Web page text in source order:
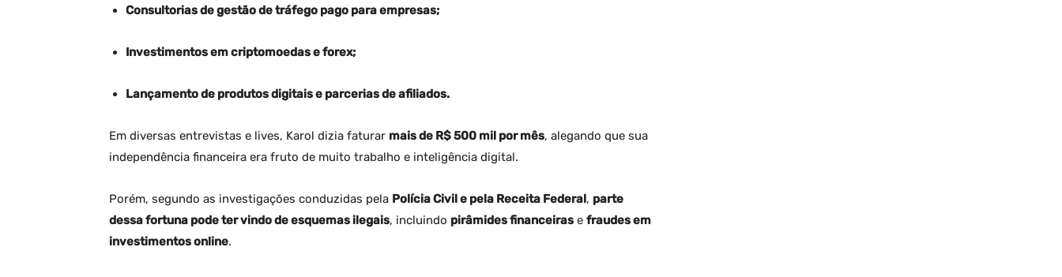
Consultorias de gestão de tráfego pago para empresas;
Investimentos em criptomoedas e forex;
Lançamento de produtos digitais e parcerias de afiliados.
Em diversas entrevistas e lives, Karol dizia faturar mais de R$ 500 mil por mês, alegando que sua
independência financeira era fruto de muito trabalho e inteligência digital.
Porém, segundo as investigações conduzidas pela Polícia Civil e pela Receita Federal, parte
dessa fortuna pode ter vindo de esquemas ilegais, incluindo pirâmides financeiras e fraudes em
investimentos online.